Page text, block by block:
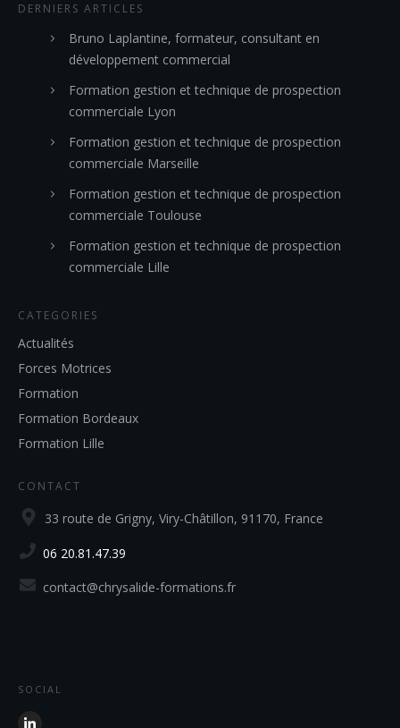
DERNIERS ARTICLES
Bruno Laplantine, formateur, consultant en
développement commercial
Formation gestion et technique de prospection
commerciale Lyon
Formation gestion et technique de prospection
commerciale Marseille
Formation gestion et technique de prospection
commerciale Toulouse
Formation gestion et technique de prospection
commerciale Lille
CATEGORIES
Actualités
Forces Motrices
Formation
Formation Bordeaux
Formation Lille
CONTACT
33 route de Grigny, Viry-Châtillon, 91170, France
06 20.81.47.39
contact@chrysalide-formations.fr
SOCIAL